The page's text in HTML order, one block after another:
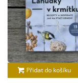
Přidat do košíku